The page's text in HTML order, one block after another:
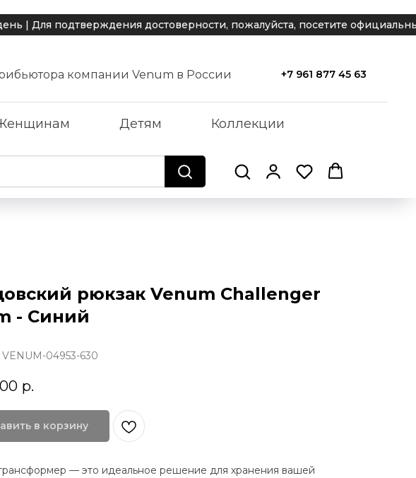
подтверждения достоверности, пожалуйста, посетите
компании Venum в России +7 961 877 45 63
Детям Коллекции
рюкзак Venum Challenger
- Синий
VENUM-04953-630
р.
в корзину
— это идеальное решение для хранения вашей